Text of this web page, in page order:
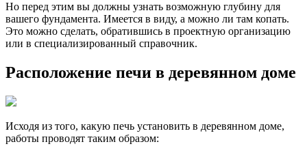
Но перед этим вы должны узнать возможную глубину для
вашего фундамента. Имеется в виду, а можно ли там копать.
Это можно сделать, обратившись в проектную организацию
или в специализированный справочник.
Расположение печи в деревянном доме
Исходя из того, какую печь установить в деревянном доме,
работы проводят таким образом: